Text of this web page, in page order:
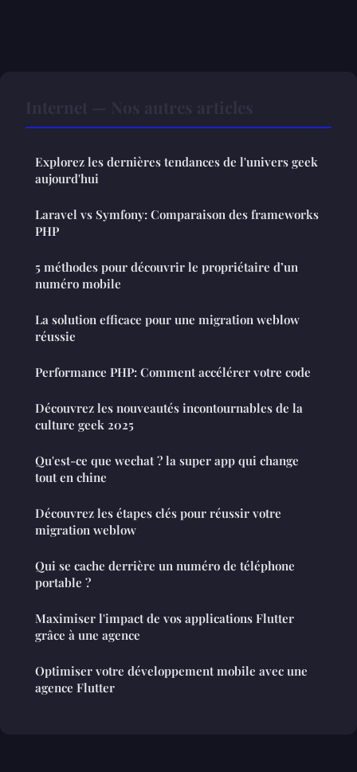
Explorez les dernières tendances de l'univers geek
aujourd'hui
Laravel vs Symfony: Comparaison des frameworks
PHP
5 méthodes pour découvrir le propriétaire d’un
numéro mobile
La solution efficace pour une migration weblow
réussie
Performance PHP: Comment accélérer votre code
Découvrez les nouveautés incontournables de la
culture geek 2025
Qu'est-ce que wechat ? la super app qui change
tout en chine
Découvrez les étapes clés pour réussir votre
migration weblow
Qui se cache derrière un numéro de téléphone
portable ?
Maximiser l'impact de vos applications Flutter
grâce à une agence
Optimiser votre développement mobile avec une
agence Flutter